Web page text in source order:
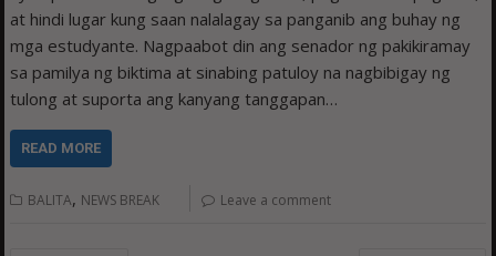
at hindi lugar kung saan nalalagay sa panganib ang buhay ng
mga estudyante. Nagpaabot din ang senador ng pakikiramay
sa pamilya ng biktima at sinabing patuloy na nagbibigay ng
tulong at suporta ang kanyang tanggapan…
READ MORE
BALITA, NEWS BREAK Leave a comment